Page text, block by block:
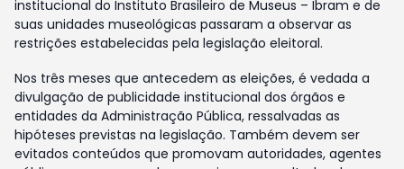
institucional do Instituto Brasileiro de Museus – Ibram e de
suas unidades museológicas passaram a observar as
restrições estabelecidas pela legislação eleitoral.
Nos três meses que antecedem as eleições, é vedada a
divulgação de publicidade institucional dos órgãos e
entidades da Administração Pública, ressalvadas as
hipóteses previstas na legislação. Também devem ser
evitados conteúdos que promovam autoridades, agentes